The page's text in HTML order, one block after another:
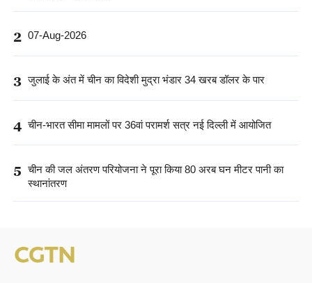
2 07-Aug-2026
3 जुलाई के अंत में चीन का विदेशी मुद्रा भंडार 34 खरब डॉलर के पार
4 चीन-भारत सीमा मामलों पर 36वां परामर्श सत्र नई दिल्ली में आयोजित
5 चीन की जल अंतरण परियोजना ने पूरा किया 80 अरब घन मीटर पानी का
स्थानांतरण